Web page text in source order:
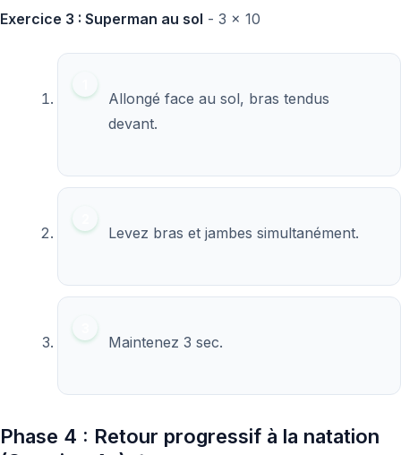
Exercice 3 : Superman au sol - 3 x 10
Allongé face au sol, bras tendus
devant.
Levez bras et jambes simultanément.
Maintenez 3 sec.
Phase 4 : Retour progressif à la natation